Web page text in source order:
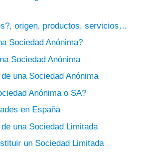
origen, productos, servicios…
Sociedad Anónima?
Sociedad Anónima
una Sociedad Anónima
Anónima o SA?
en España
una Sociedad Limitada
un Sociedad Limitada